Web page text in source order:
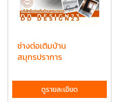
ช่างต่อเติมบ้าน
สมุทรปราการ
ดูรายละเอียด